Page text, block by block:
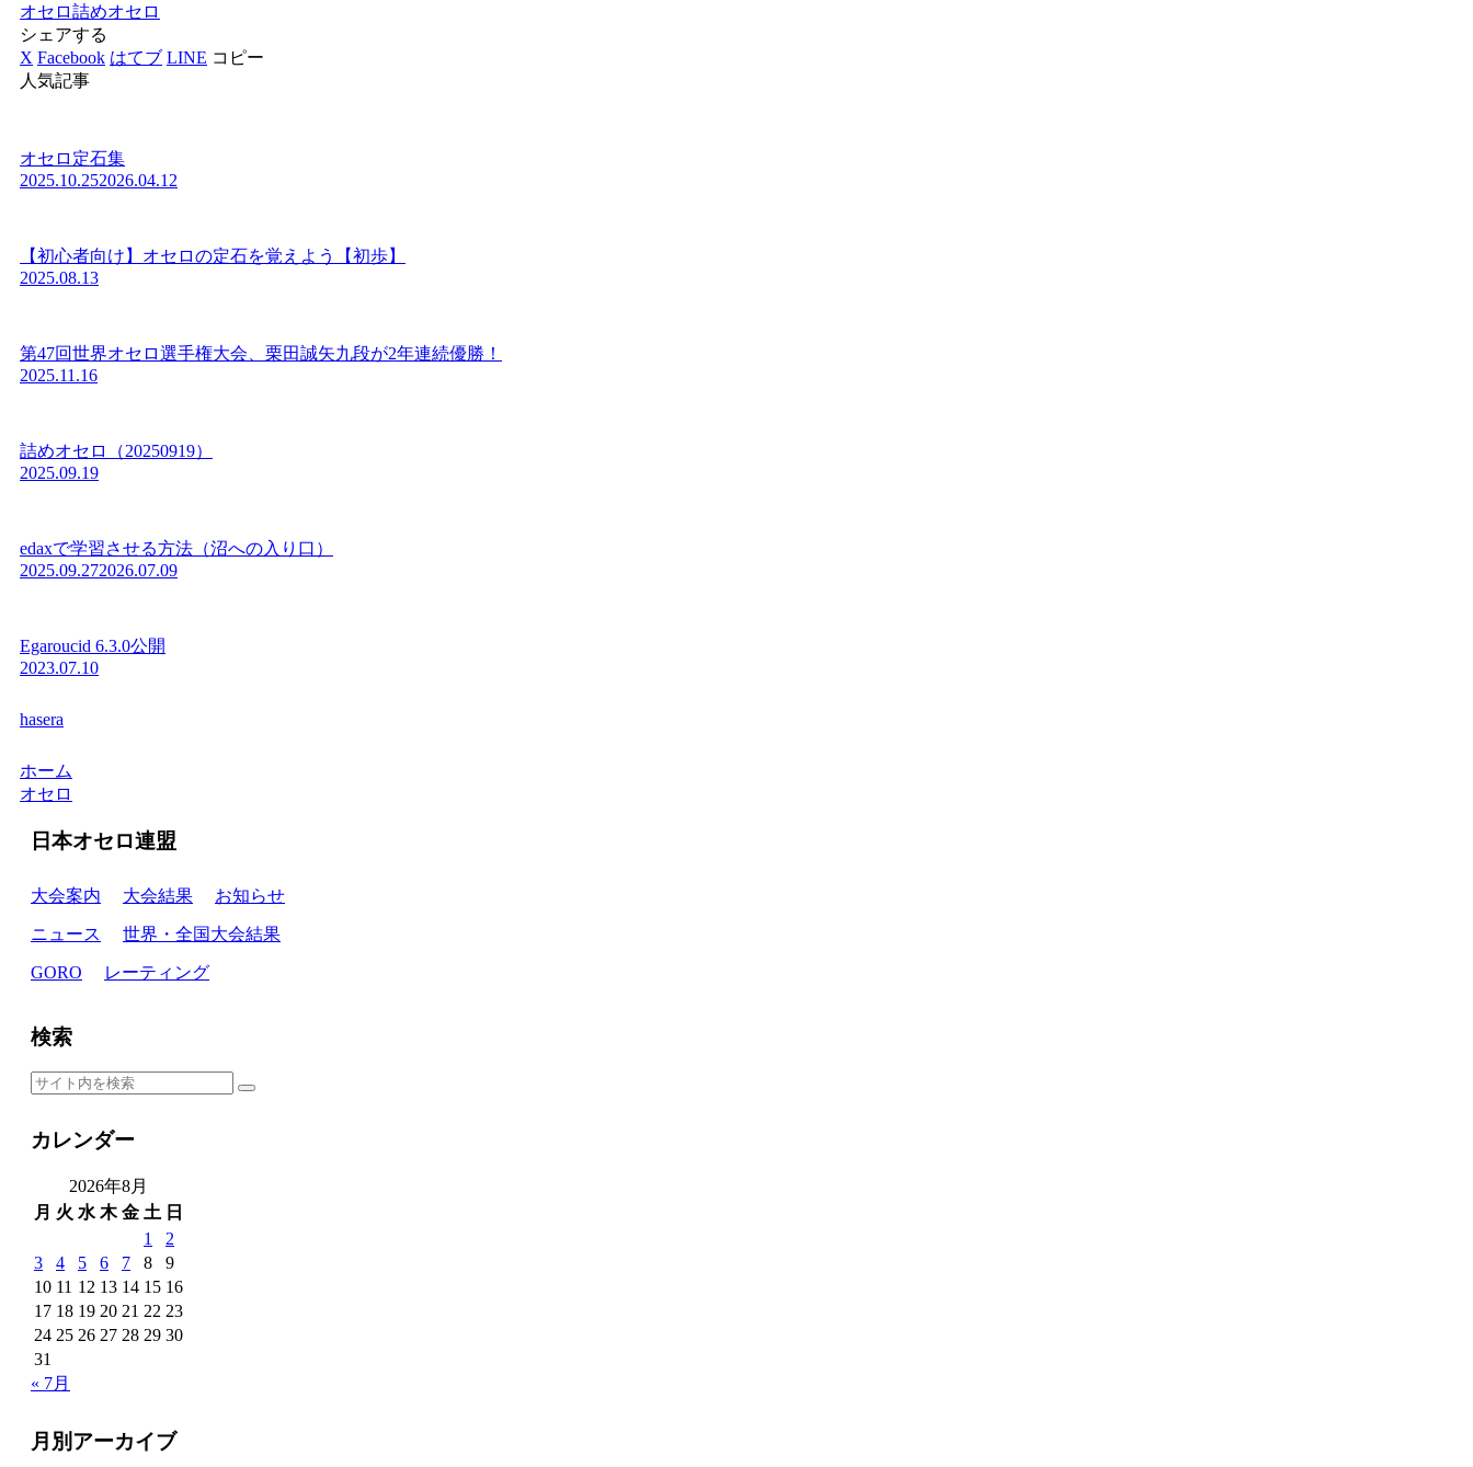
オセロ詰めオセロ
シェアする
X Facebook はてブ LINE コピー
人気記事
オセロ定石集
2025.10.252026.04.12
【初心者向け】オセロの定石を覚えよう【初歩】
2025.08.13
第47回世界オセロ選手権大会、栗田誠矢九段が2年連続優勝！
2025.11.16
詰めオセロ（20250919）
2025.09.19
edaxで学習させる方法（沼への入り口）
2025.09.272026.07.09
Egaroucid 6.3.0公開
2023.07.10
hasera
ホーム
オセロ
日本オセロ連盟
大会案内 大会結果 お知らせ
ニュース 世界・全国大会結果
GORO レーティング
検索
カレンダー
2026年8月
月 火 水 木 金 土 日
1
2
3
4 5 6 7 8
9
10 11 12 13 14 15 16
17 18 19 20 21 22 23
24 25 26 27 28 29 30
31
« 7月
月別アーカイブ